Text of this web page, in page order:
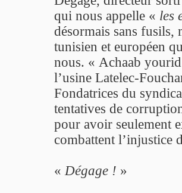
qui nous appelle « les
désormais sans fusils,
tunisien et européen
nous. « Achaab
l’usine Latelec-
Fondatrices du
tentatives de
pour avoir seulement
combattent l’injustice
«Dégage ! »